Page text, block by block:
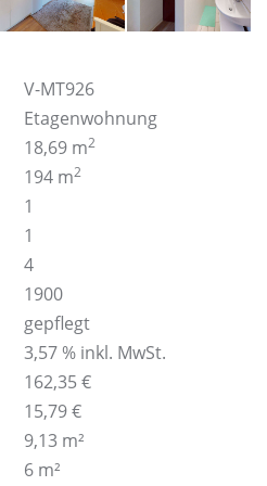
V-MT926
Etagenwohnung
18,69 m2
194 m2
1
1
4
1900
gepflegt
3,57 % inkl. MwSt.
162,35 €
15,79 €
9,13 m²
6 m²